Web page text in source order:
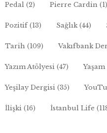
Pedal (2) Pierre Cardin (1)
Pozitif(13) Sağlık(44)
Tarih (109) Vakıfbank
Yazım Atölyesi (47) Yaşam
Yeşilay Dergisi (35)
İlişki (16) İstanbul Life